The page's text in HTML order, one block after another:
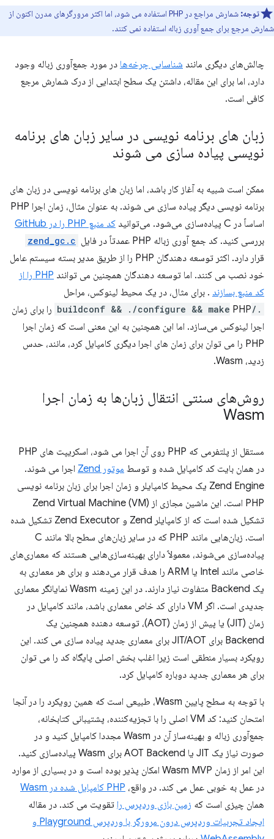
توجه:
شمارش مراجع در PHP استفاده می شود، اما اکثر مرورگرهای مدرن اکنون از
شمارش مرجع برای جمع آوری زباله استفاده نمی کنند.
چالش‌های دیگری مانند شناسایی چرخه‌ها در مورد جمع‌آوری زباله وجود
دارد، اما برای این مقاله، داشتن یک سطح ابتدایی از درک شمارش مرجع
کافی است.
زبان های برنامه نویسی در سایر زبان های برنامه
نویسی پیاده سازی می شوند
ممکن است شبیه به آغاز کار باشد، اما زبان های برنامه نویسی در زبان های
برنامه نویسی دیگر پیاده سازی می شوند. به عنوان مثال، زمان اجرا PHP
اساساً در C پیاده‌سازی می‌شود. می‌توانید
کد منبع PHP را در GitHub
بررسی کنید. کد جمع آوری زباله PHP عمدتاً در فایل
zend_gc.c
قرار دارد. اکثر توسعه دهندگان PHP را از طریق مدیر بسته سیستم عامل
خود نصب می کنند. اما توسعه دهندگان همچنین می توانند
PHP را از
کد منبع بسازند . برای مثال، در یک محیط لینوکس، مراحل
./buildconf && ./configure && make
PHP را برای زمان
اجرا لینوکس می‌سازد. اما این همچنین به این معنی است که زمان اجرا
PHP را می توان برای زمان های اجرا دیگری کامپایل کرد، مانند، حدس
زدید، Wasm.
روش‌های سنتی انتقال زبان‌ها به زمان اجرا
Wasm
مستقل از پلتفرمی که PHP روی آن اجرا می شود، اسکریپت های PHP
در همان بایت کد کامپایل شده و توسط موتور Zend
اجرا می شوند.
Zend Engine یک محیط کامپایلر و زمان اجرا برای زبان برنامه نویسی
PHP است. این ماشین مجازی از Zend Virtual Machine (VM)
تشکیل شده است که از کامپایلر Zend و Zend Executor تشکیل شده
است. زبان‌هایی مانند PHP که در سایر زبان‌های سطح بالا مانند C
پیاده‌سازی می‌شوند، معمولاً دارای بهینه‌سازی‌هایی هستند که معماری‌های
خاصی مانند Intel یا ARM را هدف قرار می‌دهند و برای هر معماری به
یک Backend متفاوت نیاز دارند. در این زمینه Wasm نمایانگر معماری
جدیدی است. اگر VM دارای کد خاص معماری باشد، مانند کامپایل در
زمان (JIT) یا پیش از زمان (AOT)، توسعه دهنده همچنین یک
Backend برای JIT/AOT برای معماری جدید پیاده سازی می کند. این
رویکرد بسیار منطقی است زیرا اغلب بخش اصلی پایگاه کد را می توان
برای هر معماری جدید دوباره کامپایل کرد.
با توجه به سطح پایین Wasm، طبیعی است که همین رویکرد را در آنجا
امتحان کنید: کد VM اصلی را با تجزیه‌کننده، پشتیبانی کتابخانه،
جمع‌آوری زباله و بهینه‌ساز آن در Wasm مجددا کامپایل کنید و در
صورت نیاز یک JIT یا AOT Backend برای Wasm پیاده‌سازی کنید.
این امر از زمان Wasm MVP امکان پذیر بوده است و در بسیاری از موارد
در عمل به خوبی عمل می کند. در واقع، PHP کامپایل شده در Wasm
همان چیزی است که زمین بازی وردپرس را تقویت می کند. در مقاله
ایجاد تجربیات وردپرس درون مرورگر با وردپرس Playground و